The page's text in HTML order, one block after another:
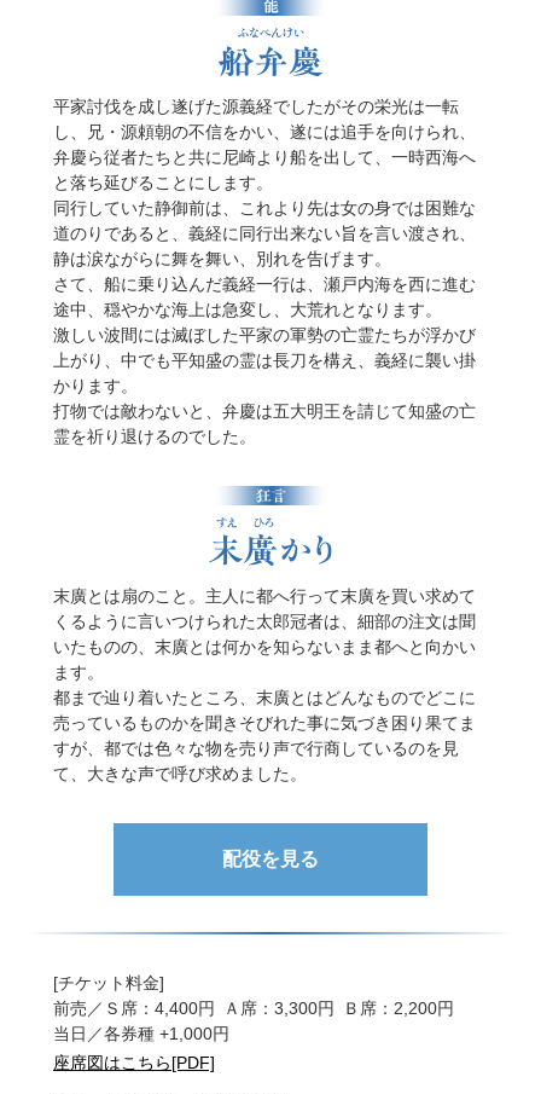
平家討伐を成し遂げた源義経でしたがその栄光は一転
し、兄・源頼朝の不信をかい、遂には追手を向けられ、
弁慶ら従者たちと共に尼崎より船を出して、一時西海へ
と落ち延びることにします。
同行していた静御前は、これより先は女の身では困難な
道のりであると、義経に同行出来ない旨を言い渡され、
静は涙ながらに舞を舞い、別れを告げます。
さて、船に乗り込んだ義経一行は、瀬戸内海を西に進む
途中、穏やかな海上は急変し、大荒れとなります。
激しい波間には滅ぼした平家の軍勢の亡霊たちが浮かび
上がり、中でも平知盛の霊は長刀を構え、義経に襲い掛
かります。
打物では敵わないと、弁慶は五大明王を請じて知盛の亡
霊を祈り退けるのでした。
末廣とは扇のこと。主人に都へ行って末廣を買い求めて
くるように言いつけられた太郎冠者は、細部の注文は聞
いたものの、末廣とは何かを知らないまま都へと向かい
ます。
都まで辿り着いたところ、末廣とはどんなものでどこに
売っているものかを聞きそびれた事に気づき困り果てま
すが、都では色々な物を売り声で行商しているのを見
て、大きな声で呼び求めました。
配役を見る
[チケット料金]
前売／Ｓ席：4,400円 Ａ席：3,300円 Ｂ席：2,200円
当日／各券種 +1,000円
座席図はこちら[PDF]
末廣とは扇のこと。主人に都へ行って末廣を買い求めて
くるように言いつけられた太郎冠者は、細部の注文は聞
いたものの、末廣とは何かを知らないまま都へと向かい
ます。
都まで辿り着いたところ、末廣とはどんなものでどこに
売っているものかを聞きそびれた事に気づき困り果てま
すが、都では色々な物を売り声で行商しているのを見
て、大きな声で呼び求めました。
春のうららかな駿河国（現・静岡県）美保の松原。
と帰ってきました。ふと不思議な雰囲気を感じた白龍が
辺りを見ると、松の木に美しい衣が掛かっていました。
これを家宝にしようと思い持ち帰ろうとすると、どこか
らともなく呼び止められます。
現れた天人は、その衣は自分のものと言い元の場所へ置
くように言いますが、白龍は天人の羽衣ならば国の宝に
すると返却を拒みます。
あまりの悲しさに涙する天人。それを見て同情した白龍
は、天人の月宮殿の舞を観ることを条件に羽衣を返しま
す。そして天人は舞を舞い、天へと帰って行きました。
日本各地に伝わる羽衣伝説を題材にした能です。
前売／全席指定 8,800円 限定70席
当日／+1,000円
座席図はこちら[PDF]
天下泰平、国土安穏、五穀豊穣を祈る、古代からの祝祭
儀礼の演目。「能にして、能にあらず」と言われる。通
常の能とは違って全く物語性は無く、平和を祈るもので
す。
白い翁の荘厳な祈り、千歳の颯爽たる舞、黒い翁の躍動
感溢れる舞で一年の無事・豊年を祝福するものでありま
す。特に正月の公演に演じられることが多く、新しい年
を祝います。
恵心僧都（ワキ）が、神代の古跡を拝もうと日向国・鵜
折しも２人の海女少女（シテ・ツレ）が来合せ、そこに
建っている鵜の羽を半分葺き残した仮屋（産屋）の謂れ
を尋ね、乙女は鵜羽葺不合尊の誕生の昔話を語ります。
そして、さらに干球・満球の珠の威徳を話し、自分は海
龍王の娘、豊玉姫であるとほのめかして消え失せます。
後半、龍女の姿で現れた豊玉姫は満・干の珠の奇特を見
せ、皇子誕生の折の悔恨を恵心僧都に救けて欲しいと頼
み、再び海中へと帰って行くのでした。
平成３年に復曲された能で、室町から江戸初期まで大変
人気のあった作品でした。
[チケット料金]
当日／各券種 +1,000円
座席図はこちら[PDF]
[チケットご予約・ご購入方法]